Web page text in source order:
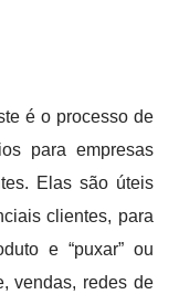
é o processo de
para empresas
Elas são úteis
clientes, para
e “puxar” ou
vendas, redes de